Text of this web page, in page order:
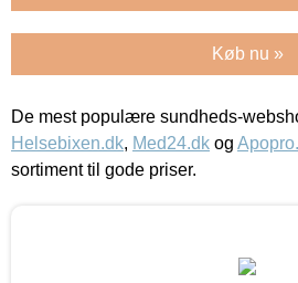
Køb nu »
De mest populære sundheds-
Helsebixen.dk, Med24.dk og
sortiment til gode priser.